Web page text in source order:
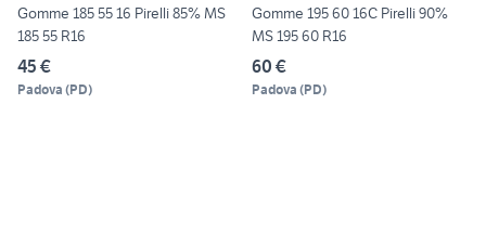
Gomme 185 55 16 Pirelli 85% MS
185 55 R16
45 €
Padova (PD)
Gomme 195 60 16C Pirelli 90%
MS 195 60 R16
60 €
Padova (PD)